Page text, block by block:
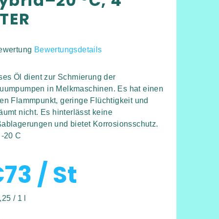
Bewertungsdetails
Öl dient zur Schmierung der
in Melkmaschinen. Es hat einen
Flammpunkt, geringe Flüchtigkeit und
nicht. Es hinterlässt keine
und bietet Korrosionsschutz.
20 C
/ St
/ 1 l